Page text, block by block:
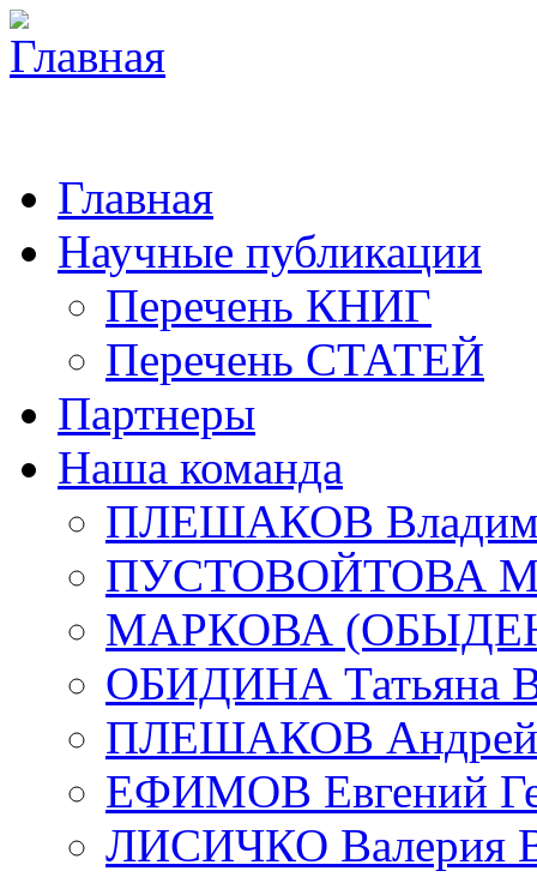
Главная
Научные публикации
Перечень КНИГ
Перечень СТАТЕЙ
Партнеры
Наша команда
ПЛЕШАКОВ
ПУСТОВОЙТОВА
МАРКОВА
ОБИДИНА Татьяна
ПЛЕШАКОВ Андрей
ЕФИМОВ Евгений
ЛИСИЧКО Валерия